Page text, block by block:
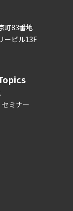
町83番地
ービル13F
ミナー